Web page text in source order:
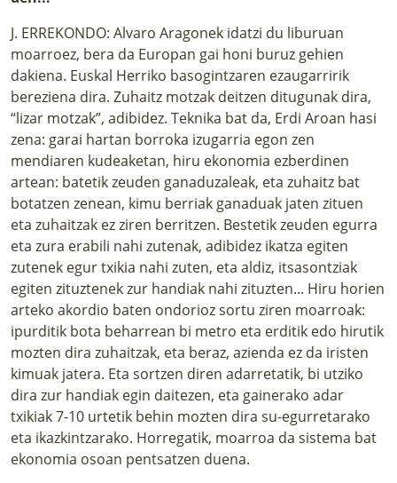
J. ERREKONDO: Alvaro Aragonek idatzi du liburuan
moarroez, bera da Europan gai honi buruz gehien
dakiena. Euskal Herriko basogintzaren ezaugarririk
bereziena dira. Zuhaitz motzak deitzen ditugunak dira,
“lizar motzak”, adibidez. Teknika bat da, Erdi Aroan hasi
zena: garai hartan borroka izugarria egon zen
mendiaren kudeaketan, hiru ekonomia ezberdinen
artean: batetik zeuden ganaduzaleak, eta zuhaitz bat
botatzen zenean, kimu berriak ganaduak jaten zituen
eta zuhaitzak ez ziren berritzen. Bestetik zeuden egurra
eta zura erabili nahi zutenak, adibidez ikatza egiten
zutenek egur txikia nahi zuten, eta aldiz, itsasontziak
egiten zituztenek zur handiak nahi zituzten... Hiru horien
arteko akordio baten ondorioz sortu ziren moarroak:
ipurditik bota beharrean bi metro eta erditik edo hirutik
mozten dira zuhaitzak, eta beraz, azienda ez da iristen
kimuak jatera. Eta sortzen diren adarretatik, bi utziko
dira zur handiak egin daitezen, eta gainerako adar
txikiak 7-10 urtetik behin mozten dira su-egurretarako
eta ikazkintzarako. Horregatik, moarroa da sistema bat
ekonomia osoan pentsatzen duena.